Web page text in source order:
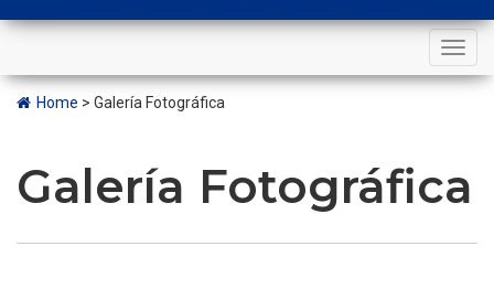
Toggle
navigation
Home > Galería Fotográfica
Galería Fotográfica